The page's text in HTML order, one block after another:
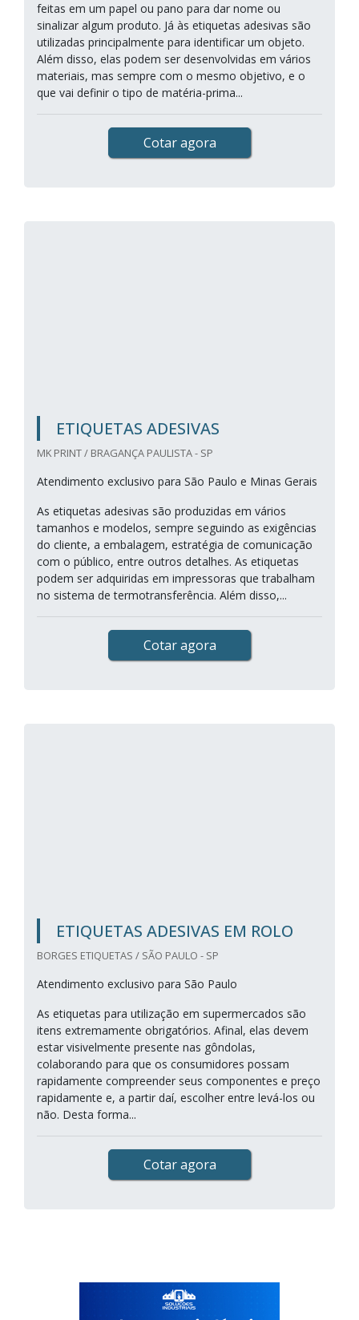
feitas em um papel ou pano para dar nome ou
sinalizar algum produto. Já às etiquetas adesivas são
utilizadas principalmente para identificar um objeto.
Além disso, elas podem ser desenvolvidas em vários
materiais, mas sempre com o mesmo objetivo, e o
que vai definir o tipo de matéria-prima...
Cotar agora
ETIQUETAS ADESIVAS
MK PRINT / BRAGANÇA PAULISTA - SP
Atendimento exclusivo para São Paulo e Minas Gerais
As etiquetas adesivas são produzidas em vários
tamanhos e modelos, sempre seguindo as exigências
do cliente, a embalagem, estratégia de comunicação
com o público, entre outros detalhes. As etiquetas
podem ser adquiridas em impressoras que trabalham
no sistema de termotransferência. Além disso,...
Cotar agora
ETIQUETAS ADESIVAS EM ROLO
BORGES ETIQUETAS / SÃO PAULO - SP
Atendimento exclusivo para São Paulo
As etiquetas para utilização em supermercados são
itens extremamente obrigatórios. Afinal, elas devem
estar visivelmente presente nas gôndolas,
colaborando para que os consumidores possam
rapidamente compreender seus componentes e preço
rapidamente e, a partir daí, escolher entre levá-los ou
não. Desta forma...
Cotar agora